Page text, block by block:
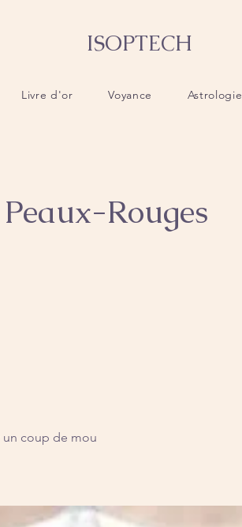
ISOPTECH
Livre d'or Voyance Astrologie
Rouges
un coup de mou